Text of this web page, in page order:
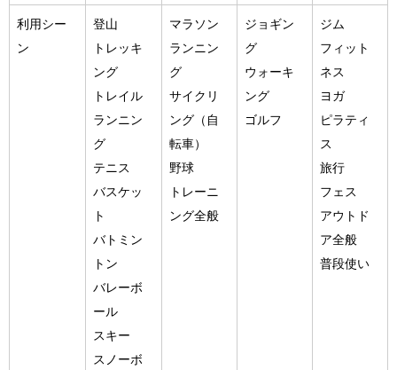
利用シー
ン
登山
トレッキ
ング
トレイル
ランニン
グ
テニス
バスケッ
ト
バトミン
トン
バレーボ
ール
スキー
スノーボ
マラソン
ランニン
グ
サイクリ
ング（自
転車）
野球
トレーニ
ング全般
ジョギン
グ
ウォーキ
ング
ゴルフ
ジム
フィット
ネス
ヨガ
ピラティ
ス
旅行
フェス
アウトド
ア全般
普段使い